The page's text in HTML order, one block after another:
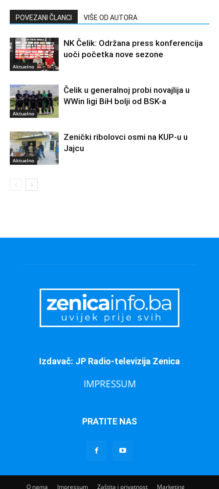
POVEZANI ČLANCI VIŠE OD AUTORA
Aktuelno
NK Čelik: Održana press konferencija
uoči početka nove sezone
Aktuelno
Čelik u generalnoj probi novajlija u
WWin ligi BiH bolji od BSK-a
Aktuelno
Zenički ribolovci osmi na KUP-u u
Jajcu
Izdavač: JP Radio-televizija Zenica
IMPRESSUM
PRATITE NAS
O nama Impressum Zaštita i privatnost Marketing